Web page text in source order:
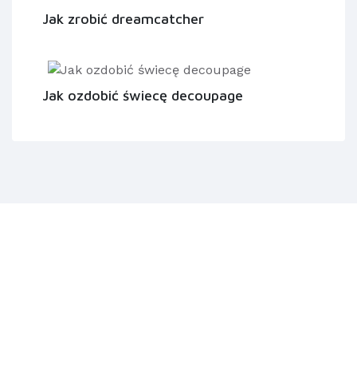
Jak zrobić dreamcatcher
Jak ozdobić świecę decoupage